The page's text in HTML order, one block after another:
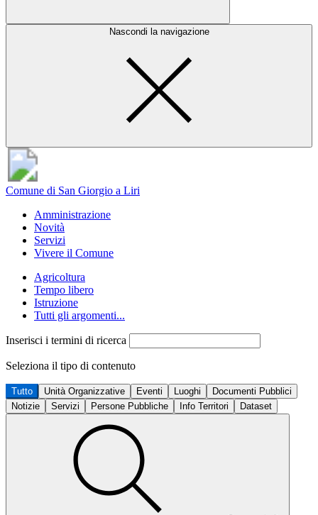
Nascondi la navigazione
Comune di San Giorgio a Liri
Amministrazione
Novità
Servizi
Vivere il Comune
Agricoltura
Tempo libero
Istruzione
Tutti gli argomenti...
Inserisci i termini di ricerca
Seleziona il tipo di contenuto
Tutto Unità Organizzative Eventi Luoghi
Documenti Pubblici
Notizie
Servizi Persone Pubbliche Info Territori Dataset